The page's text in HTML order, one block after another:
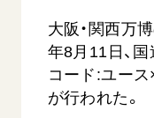
沿革
略年表
入会について
墓地公園・納骨堂
聖教電子版
聖教ブックストア
soka youth media
ご利用にあたって
大阪・関西万
年8月11日、
コード:ユース
が行われた。